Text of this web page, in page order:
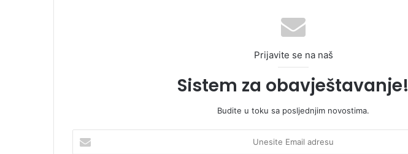
Prijavite se na naš
Sistem za obavještavanje!
Budite u toku sa posljednjim novostima.